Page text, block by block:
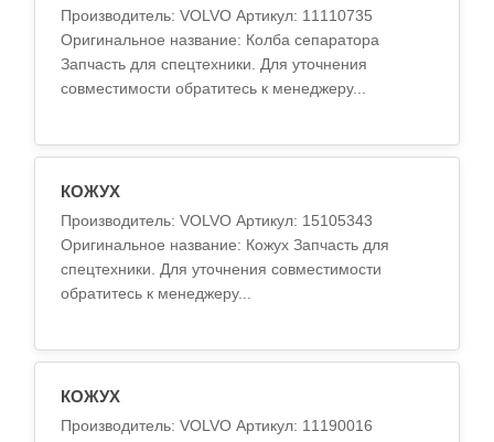
Производитель: VOLVO Артикул: 11110735
Оригинальное название: Колба сепаратора
Запчасть для спецтехники. Для уточнения
совместимости обратитесь к менеджеру...
КОЖУХ
Производитель: VOLVO Артикул: 15105343
Оригинальное название: Кожух Запчасть для
спецтехники. Для уточнения совместимости
обратитесь к менеджеру...
КОЖУХ
Производитель: VOLVO Артикул: 11190016